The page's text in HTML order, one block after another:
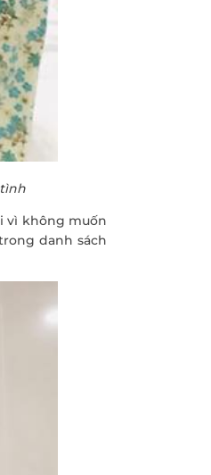
vì không muốn
danh sách